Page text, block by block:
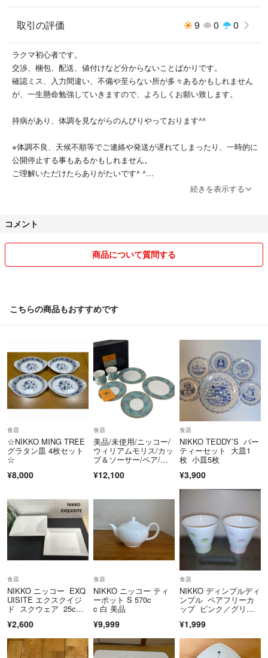
#ニッコー
#ＮＩＫＫＯ
形···丸皿
取引の評価 9 0 0
ラクマ初心者です。
交渉、梱包、配送、値付けなど分からないことばかりです。
確認ミス、入力間違い、不備や至らない所が多々あるかもしれません
が、一生懸命勉強していきますので、よろしくお願い致します。
持病があり、体調を見ながらのんびりやっております^^
※体調不良、天候不順等でご連絡や発送が遅れてしまったり、一時的に
公開停止する事もあるかもしれません。
ご理解いただけたらありがたいです^ ^
まだ初心者につき、交渉、高度な梱包や難しい要求にはお応えできませ
梱包は入念にやる予定です。
かえってゴミが多くなったらすみません(^^;)
ご質問等ありましたらお気軽にお声がけください^ ^
ご購入やコメントは２４時間受付可能ですが、
１円でもいただく以上、誠心誠意対応させていただきます。
可能な限り商品説明やデメリットは写真や記載でお伝えしたいと思いま
す。
高めに値段設定してある商品もあるかもしれません。
値引きや専用にできる商品もありますので、お気軽にお声掛けください
^^
購入者様のご都合による返品は、ご容赦願います。
同時購入の場合は先のお取引きを優先させていただきます。
誤購入によるキャンセルは承りますが、
お酒を飲まれてる方、後で後悔のないようご判断してご購入下さい(^^;;
かんたんラクマパック （日本郵便）→かんたんラクマパック （ヤマト
運輸）
かんたんラクマパック （ヤマト運輸）→かんたんラクマパック （日本
郵便）
に変更させていただく場合があります。
かんたんラクマパック （日本郵便）は、土日祝日を除く月曜日〜金曜
続きを表示する
コメント
商品について質問する
こちらの商品もおすすめです
食器
☆NIKKO MING TREE
グラタン皿 4枚セット
☆
¥8,000
食器
美品/未使用/ニッコー/
ウィリアムモリス/カッ
プ＆ソーサー/ペア/コ
3105101/箱付き/RS238
¥12,100
食器
NIKKO TEDDY’S パー
ティーセット 大皿1
枚 小皿5枚
¥3,900
食器
NIKKO ニッコー EXQ
UISITE エクスクイジ
ド スクウェア 25c
ト
¥2,600
食器
NIKKO ニッコー ティ
ーポット S 570c
c 白 美品
¥9,999
食器
NIKKO ディンプルディ
ンプル ペアフリーカ
ップ ピンク／グリー
¥1,999